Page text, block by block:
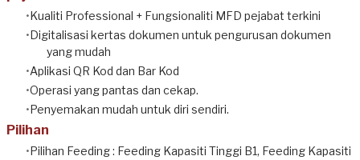
Kualiti Professional + Fungsionaliti MFD pejabat terkini
Digitalisasi kertas dokumen untuk pengurusan dokumen
yang mudah
Aplikasi QR Kod dan Bar Kod
Operasi yang pantas dan cekap.
Penyemakan mudah untuk diri sendiri.
Pilihan
Pilihan Feeding : Feeding Kapasiti Tinggi B1, Feeding Kapasiti